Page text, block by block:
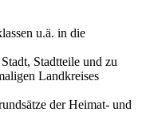
u.ä. in die
Stadtteile und zu
Landkreises
der Heimat- und